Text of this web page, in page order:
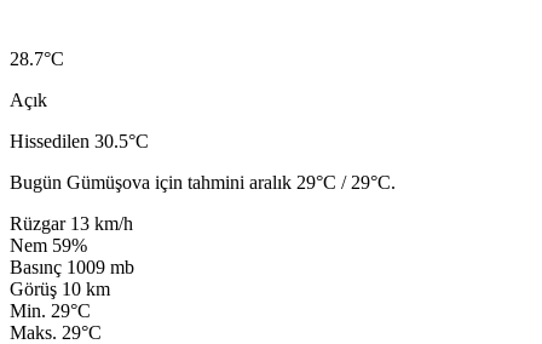
28.7°C
Açık
Hissedilen 30.5°C
Bugün Gümüşova için tahmini aralık 29°C / 29°C.
Rüzgar 13 km/h
Nem 59%
Basınç 1009 mb
Görüş 10 km
Min. 29°C
Maks. 29°C